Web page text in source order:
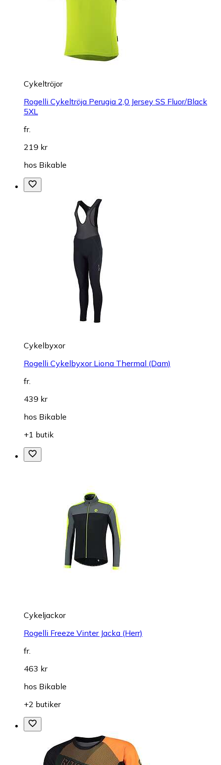
Cykeltröjor
Rogelli Cykeltröja Perugia 2,0 Jersey SS Fluor/Black
5XL
fr.
219 kr
hos Bikable
Cykelbyxor
Rogelli Cykelbyxor Liona Thermal (Dam)
fr.
439 kr
hos Bikable
+1 butik
Cykeljackor
Rogelli Freeze Vinter Jacka (Herr)
fr.
463 kr
hos Bikable
+2 butiker